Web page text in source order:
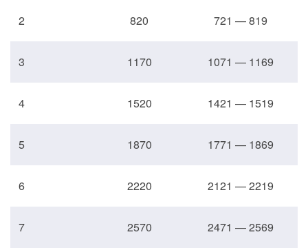
2 820 721 — 819
3 1170 1071 — 1169
4 1520 1421 — 1519
5 1870 1771 — 1869
6 2220 2121 — 2219
7 2570 2471 — 2569